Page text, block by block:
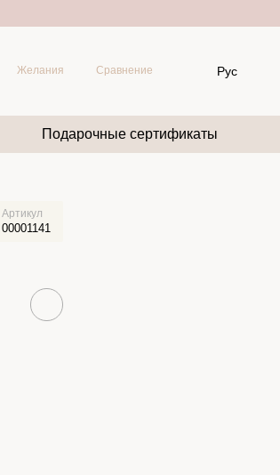
Желания Сравнение Рус
Подарочные сертификаты
Артикул
00001141